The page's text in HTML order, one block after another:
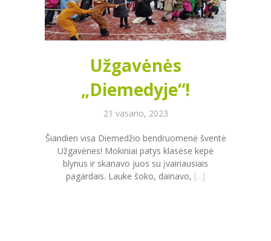
Užgavėnės
„Diemedyje“!
21 vasario, 2023
Šiandien visa Diemedžio bendruomenė šventė
Užgavėnes! Mokiniai patys klasėse kepė
blynus ir skanavo juos su įvairiausiais
pagardais. Lauke šoko, dainavo, [...]